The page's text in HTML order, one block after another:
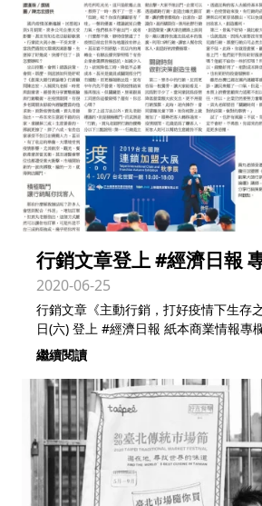
行銷文章登上 #經濟日報
2020-06-25
行銷文章《主動行銷，打好疫情下生存
日(六) 登上 #經濟日報 紙本商業情報專
繼續閱讀